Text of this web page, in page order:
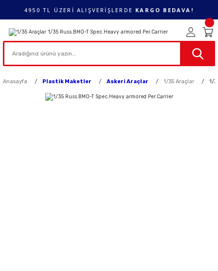
4950 TL ÜZERİ ALIŞVERİŞLERDE KARGO BEDAVA!
Anasayfa Plastik Maketler Askeri Araçlar 1/35 Araçlar 1/